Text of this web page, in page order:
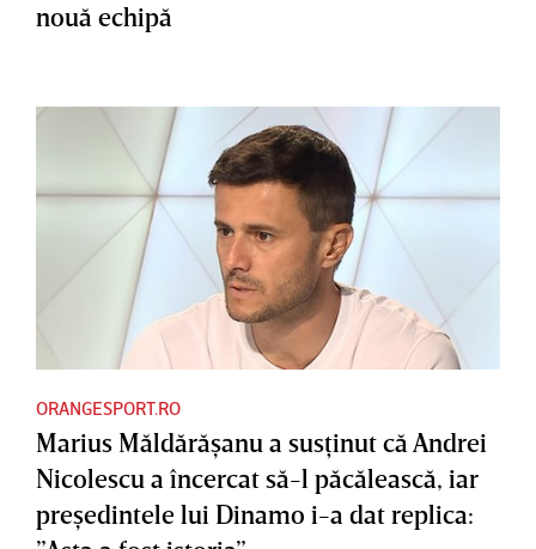
nouă echipă
ORANGESPORT.RO
Marius Măldărăşanu a susţinut că Andrei
Nicolescu a încercat să-l păcălească, iar
preşedintele lui Dinamo i-a dat replica: